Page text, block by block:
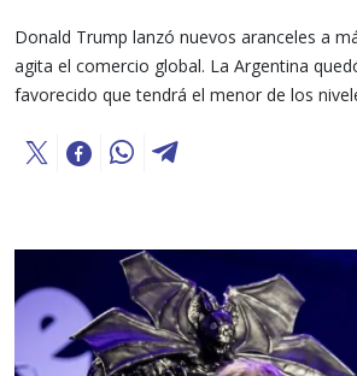
Donald Trump lanzó nuevos aranceles a
agita el comercio global. La Argentina
favorecido que tendrá el menor de los